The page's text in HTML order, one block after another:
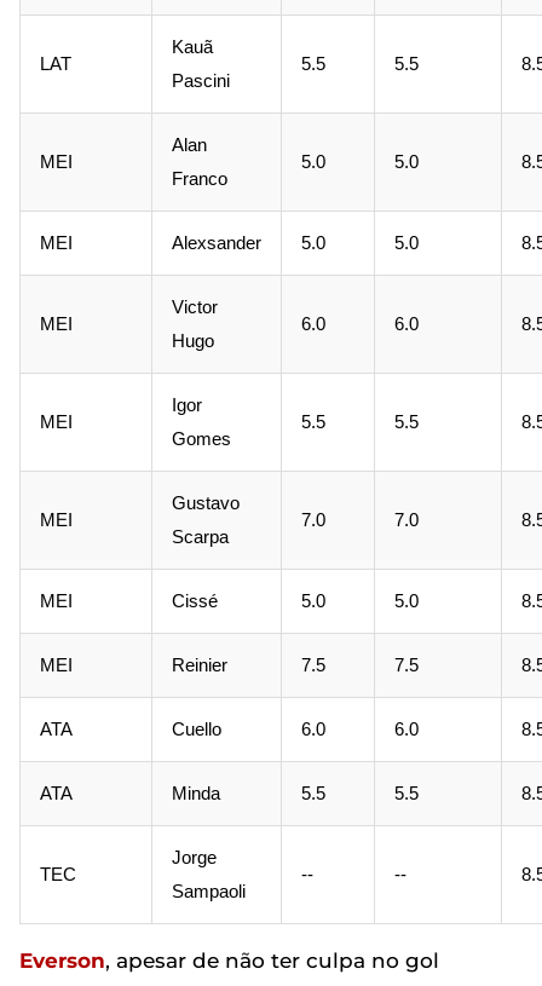
LAT
Kauã
Pascini
5.5 5.5
MEI
Alan
Franco
5.0 5.0
MEI Alexsander 5.0 5.0
MEI
Victor
Hugo
6.0 6.0
MEI
Igor
Gomes
5.5 5.5
MEI
Gustavo
Scarpa
7.0 7.0
MEI Cissé 5.0 5.0
MEI Reinier 7.5 7.5
ATA Cuello 6.0 6.0
ATA Minda 5.5 5.5
TEC
Jorge
Sampaoli
-- --
Everson, apesar de não ter culpa no gol